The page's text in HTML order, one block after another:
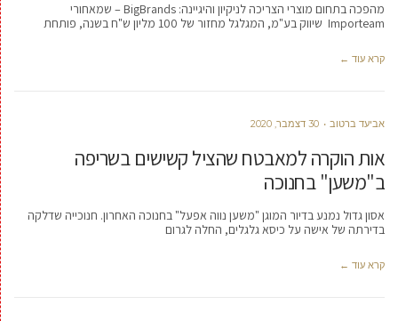
מהפכה בתחום מוצרי הצריכה לניקיון והיגיינה: BigBrands – שמאחורי
Importeam שיווק בע"מ, המגלגל מחזור של 100 מליון ש"ח בשנה, פותחת
קרא עוד ←
אביעד ברטוב 30 דצמבר, 2020
אות הוקרה למאבטח שהציל קשישים בשריפה
ב"משען" בחנוכה
אסון גדול נמנע בדיור המוגן "משען נווה אפעל" בחנוכה האחרון. חנוכייה שדלקה
בדירתה של אישה על כיסא גלגלים, החלה לגרום
קרא עוד ←